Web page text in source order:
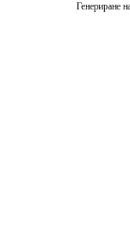
Генериране